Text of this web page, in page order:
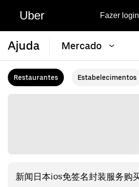
Uber Fazer login
Ajuda Mercado
Restaurantes Estabelecimentos